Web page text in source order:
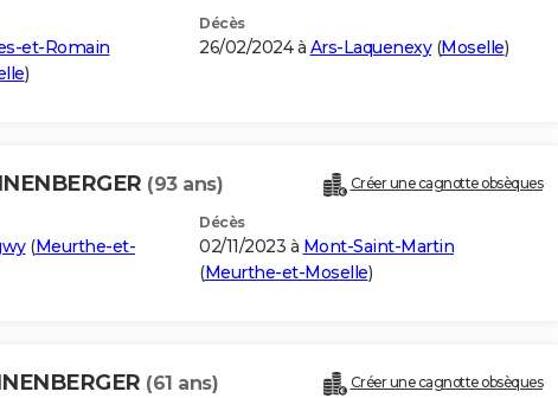
et-Romain
)
Décès
26/02/2024 à Ars-Laquenexy(Moselle)
(93 ans) Créer une cagnotte obsèques
(Meurthe-et-
Décès
02/11/2023 à Mont-Saint-Martin
(Meurthe-et-Moselle)
(61 ans) Créer une cagnotte obsèques